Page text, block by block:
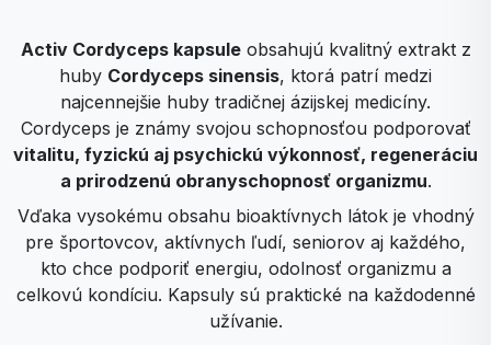
Activ Cordyceps kapsuleobsahujú kvalitný extrakt z
huby Cordyceps sinensis, ktorá patrí medzi
najcennejšie huby tradičnej ázijskej medicíny.
Cordyceps je známy svojou schopnosťou podporovať
vitalitu, fyzickú aj psychickú výkonnosť, regeneráciu
a prirodzenú obranyschopnosť organizmu.
Vďaka vysokému obsahu bioaktívnych látok je vhodný
pre športovcov, aktívnych ľudí, seniorov aj každého,
kto chce podporiť energiu, odolnosť organizmu a
celkovú kondíciu. Kapsuly sú praktické na každodenné
užívanie.